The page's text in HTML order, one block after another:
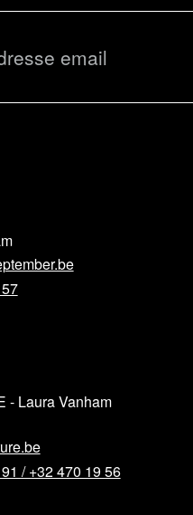
- Laura Vanham
/ +32 470 19 56